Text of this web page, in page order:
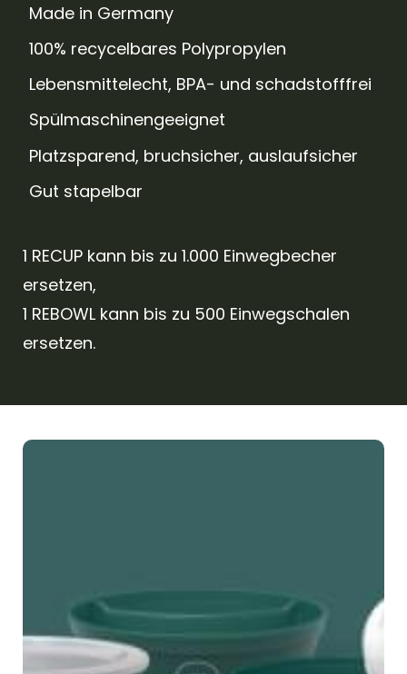
Made in Germany
100% recycelbares Polypropylen
Lebensmittelecht, BPA- und schadstofffrei
Spülmaschinengeeignet
Platzsparend, bruchsicher, auslaufsicher
Gut stapelbar
1 RECUP kann bis zu 1.000 Einwegbecher
ersetzen,
1 REBOWL kann bis zu 500 Einwegschalen
ersetzen.